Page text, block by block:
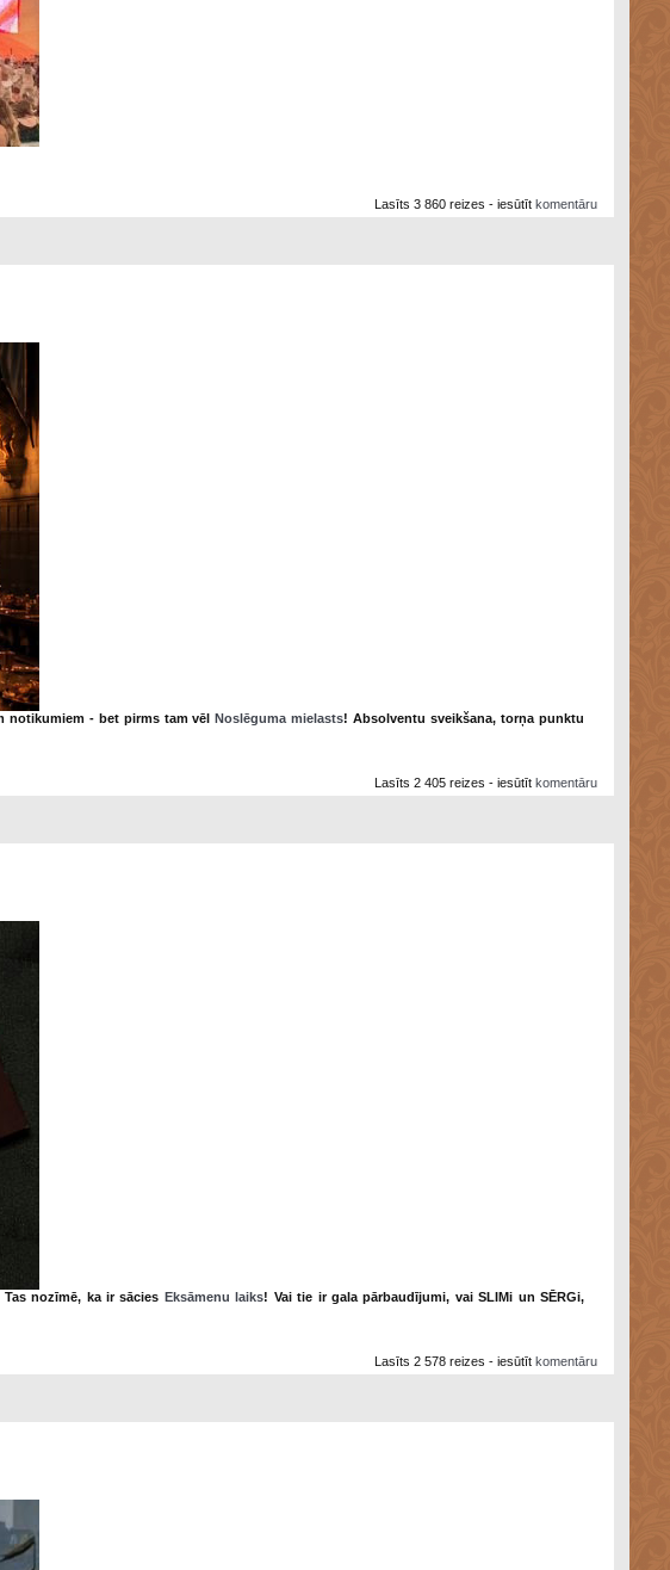
Lasīts 3 860 reizes - iesūtīt komentāru
notikumiem - bet pirms tam vēlNoslēguma mielasts! Absolventu sveikšana, torņa punktu
Lasīts 2 405 reizes - iesūtīt komentāru
nozīmē, ka ir sācies Eksāmenu laiks! Vai tie ir gala pārbaudījumi, vai SLIMi un SĒRGi,
Lasīts 2 578 reizes - iesūtīt komentāru